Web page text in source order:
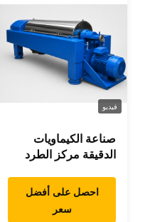
فيديو
صناعة الكيماويات
الدقيقة مركز الطرد
احصل على أفضل
سعر